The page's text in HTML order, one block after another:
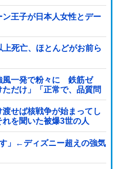
ン王子が日本人女性とデー
上死亡、ほとんどがお前ら
風一発で粉々に 鉄筋ゼ
だけ」「正常で、品質問
渡せば核戦争が始まってし
を聞いた被爆3世の人
」←ディズニー超えの強気